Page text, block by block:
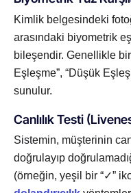
Kimlik belgesindeki
arasındaki biyometrik
bileşendir. Genellikle
Eşleşme”, “Düşük
sunulur.
Canlılık Testi
Sistemin, müşterinin
doğrulayıp
(örneğin, yeşil bir “✓”